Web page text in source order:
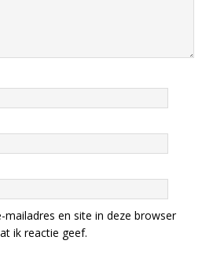
en site in deze browser
ik reactie geef.